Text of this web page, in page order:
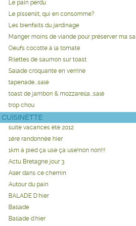
Le pain perdu
Le pissenlit, qui en consomme?
Les bienfaits du jardinage
Manger moins de viande pour préserver ma
Oeufs cocotte à la tomate
Rilettes de saumon sur toast
Salade croquante en verrine
tapenade...salé
toast de jambon & mozzarella...salé
trop chou
CUISINETTE
suite vacances été 2012
1ére randonnée hier
1km à pied ça use ça use!non non!!!
Actu Bretagne jour 3
Aller dans ce chemin
Autour du pain
BALADE D'hier
Ballade
Ballade d'hier